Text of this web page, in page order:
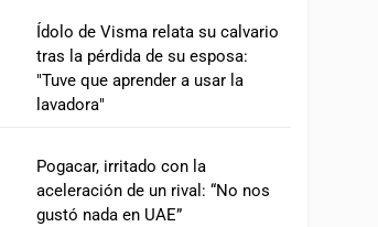
Ídolo de Visma relata su calvario
tras la pérdida de su esposa:
"Tuve que aprender a usar la
lavadora"
Pogacar, irritado con la
aceleración de un rival: “No nos
gustó nada en UAE”